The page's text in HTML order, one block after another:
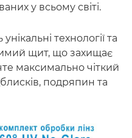
у всьому світі.
технології та
щит, що захищає
максимально чіткий
подряпин та